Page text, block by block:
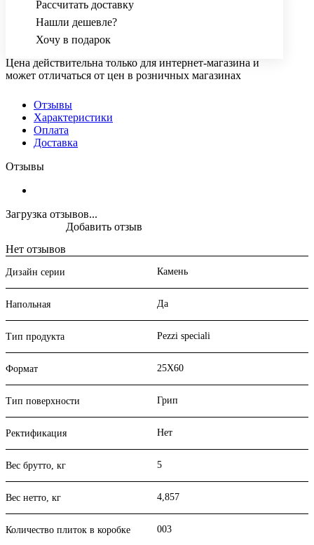
Рассчитать доставку
Нашли дешевле?
Хочу в подарок
Цена действительна только для интернет-магазина и
может отличаться от цен в розничных магазинах
Отзывы
Характеристики
Оплата
Доставка
Отзывы
Загрузка отзывов...
Нет отзывов
Добавить отзыв
Дизайн серии Камень
Напольная Да
Тип продукта Pezzi speciali
Формат 25X60
Тип поверхности Грип
Ректификация Нет
Вес брутто, кг 5
Вес нетто, кг 4,857
Количество плиток в коробке 003